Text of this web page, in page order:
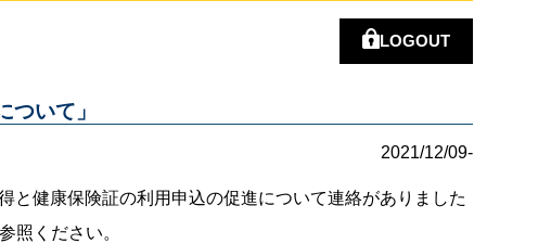
LOGOUT
ついて」
2021/12/09-
健康保険証の利用申込の促進について連絡がありました
照ください。